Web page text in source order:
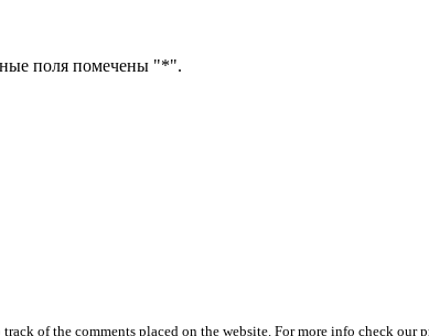
поля помечены "*".
of the comments placed on the website. For more info check